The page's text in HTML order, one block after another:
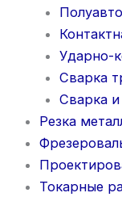
Ударно-
Сварка
Сварка
Резка
Токарные